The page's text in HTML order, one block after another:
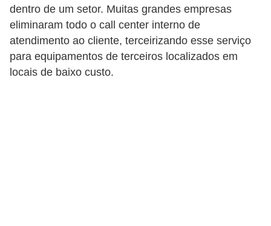
dentro de um setor. Muitas grandes empresas
eliminaram todo o call center interno de
atendimento ao cliente, terceirizando esse serviço
para equipamentos de terceiros localizados em
locais de baixo custo.
n
o
s
R